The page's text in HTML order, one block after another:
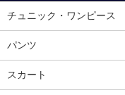
チュニック・ワンピース
パンツ
スカート